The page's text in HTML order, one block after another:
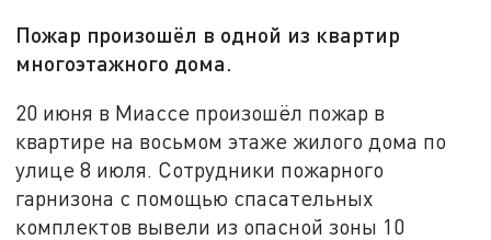
Пожар произошёл в одной из квартир
многоэтажного дома.
20 июня в Миассе произошёл пожар в
квартире на восьмом этаже жилого дома по
улице 8 июля. Сотрудники пожарного
гарнизона с помощью спасательных
комплектов вывели из опасной зоны 10